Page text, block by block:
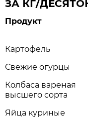
ЗА КГ/
Продукт
Картофель
Свежие огурцы
Колбаса вареная
высшего сорта
Яйца куриные